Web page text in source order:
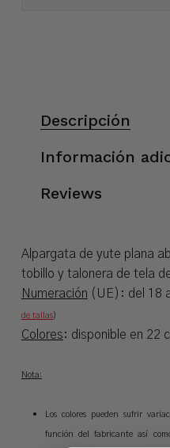
Descripción
Información
Reviews
Alpargata de yute plana
tobillo y talonera de tela
Numeración (UE): del 18
de tallas)
Colores: disponible en 22
Nota:
Los colores pueden sufrir
función del fabricante así